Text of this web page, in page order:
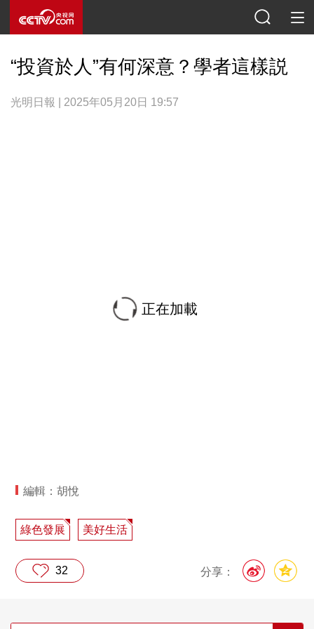
“投資於人”有何深意？學者這樣説
光明日報 | 2025年05月20日 19:57
正在加載
編輯：胡悅
綠色發展 美好生活
分享：
32